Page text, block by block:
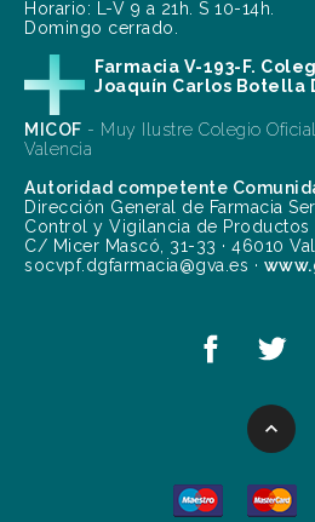
Horario: L-V 9 a 21h. S 10-14h.
Domingo cerrado.
Farmacia V-193-F.
Joaquín Carlos Botella
MICOF - Muy Ilustre Colegio
Valencia
Autoridad competente
Dirección General de Farmacia
Control y Vigilancia de Productos
C/ Micer Mascó, 31-33 · 46010
socvpf.dgfarmacia@gva.es ·
